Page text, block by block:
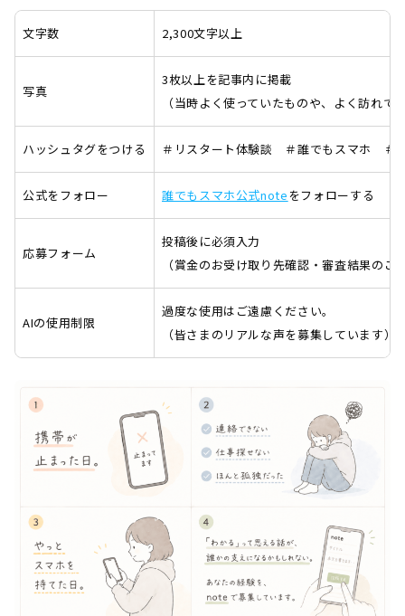
文字数 2,300文字以上
写真
3枚以上を記事内に掲載
（当時よく使っていたものや、よく訪れ
ハッシュタグをつける ＃リスタート体験談 ＃誰でもスマホ ＃
公式をフォロー 誰でもスマホ公式noteをフォローする
応募フォーム
投稿後に必須入力
（賞金のお受け取り先確認・審査結果のご
AIの使用制限
過度な使用はご遠慮ください。
（皆さまのリアルな声を募集しています）